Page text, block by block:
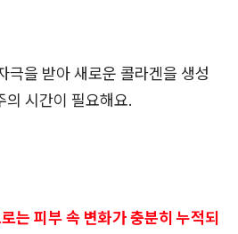
극을 받아 새로운 콜라겐을 생성
시간이 필요해요.
는 피부 속 변화가 충분히 누적되